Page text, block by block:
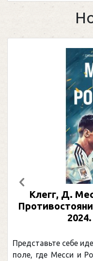
Клегг, Д.
Представьте себе
поле, где Месси и
Предыдущий